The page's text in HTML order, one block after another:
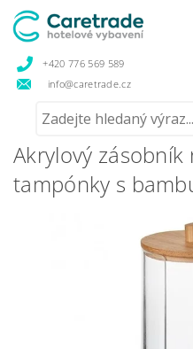
+420 776 569 589
info@caretrade.cz
Akrylový zásobník
tampónky s